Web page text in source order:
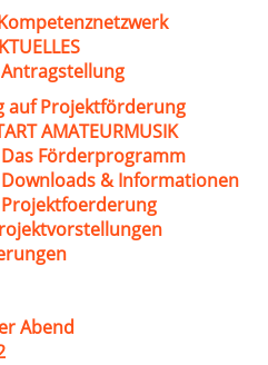
Antragstellung
auf Projektförderung
AMATEURMUSIK
Das Förderprogramm
Downloads & Informationen
Projektfoerderung
Abend